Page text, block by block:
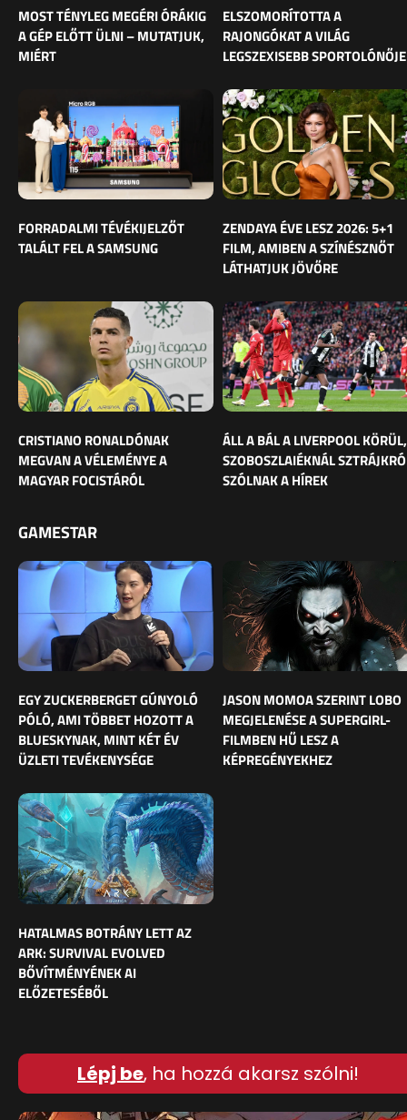
MOST TÉNYLEG MEGÉRI ÓRÁKIG
A GÉP ELŐTT ÜLNI – MUTATJUK,
MIÉRT
ELSZOMORÍTOTTA A
RAJONGÓKAT A VILÁG
LEGSZEXISEBB SPORTOLÓNŐJE
FORRADALMI TÉVÉKIJELZŐT
TALÁLT FEL A SAMSUNG
ZENDAYA ÉVE LESZ 2026: 5+1
FILM, AMIBEN A SZÍNÉSZNŐT
LÁTHATJUK JÖVŐRE
CRISTIANO RONALDÓNAK
MEGVAN A VÉLEMÉNYE A
MAGYAR FOCISTÁRÓL
ÁLL A BÁL A LIVERPOOL KÖRÜL,
SZOBOSZLAIÉKNÁL
SZÓLNAK A HÍREK
GAMESTAR
EGY ZUCKERBERGET GÚNYOLÓ
PÓLÓ, AMI TÖBBET HOZOTT A
BLUESKYNAK, MINT KÉT ÉV
ÜZLETI TEVÉKENYSÉGE
JASON MOMOA SZERINT LOBO
MEGJELENÉSE A SUPERGIRL-
FILMBEN HŰ LESZ A
KÉPREGÉNYEKHEZ
HATALMAS BOTRÁNY LETT AZ
ARK: SURVIVAL EVOLVED
BŐVÍTMÉNYÉNEK AI
ELŐZETESÉBŐL
Lépj be, ha hozzá akarsz szólni!